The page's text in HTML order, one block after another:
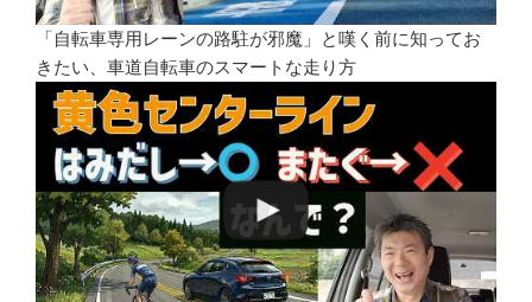
「自転車専用レーンの路駐が邪魔」と嘆く前に知ってお
きたい、車道自転車のスマートな走り方